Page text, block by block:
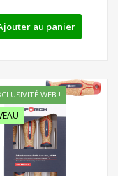
au panier
WEB !